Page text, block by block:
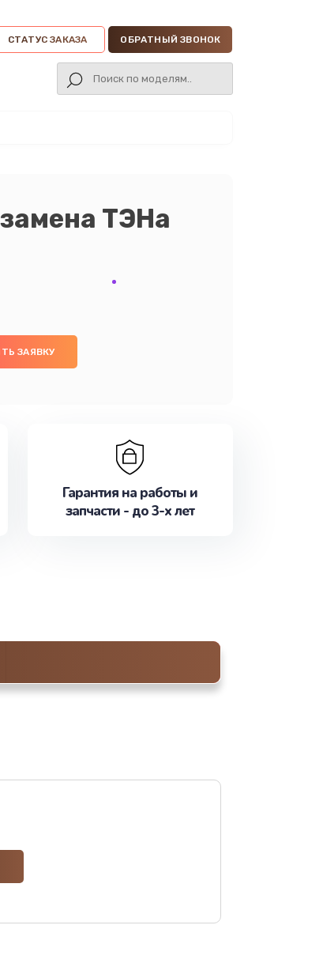
СТАТУС ЗАКАЗА ОБРАТНЫЙ ЗВОНОК
ТЭНа
ЗАЯВКУ
Гарантия на работы и
запчасти - до 3-х лет